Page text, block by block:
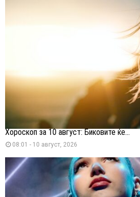
Хороскоп за 10 август: Биковите ќе...
08:01 - 10 август, 2026